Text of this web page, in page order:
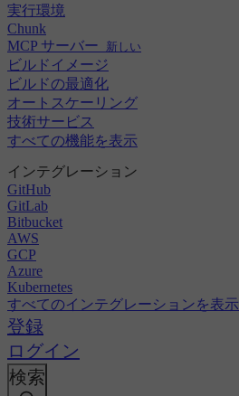
実行環境
Chunk
MCP サーバー
新しい
ビルドイメージ
ビルドの最適化
オートスケーリング
技術サービス
すべての機能を表示
インテグレーション
GitHub
GitLab
Bitbucket
AWS
GCP
Azure
Kubernetes
すべてのインテグレーションを表示
登録
ログイン
検索